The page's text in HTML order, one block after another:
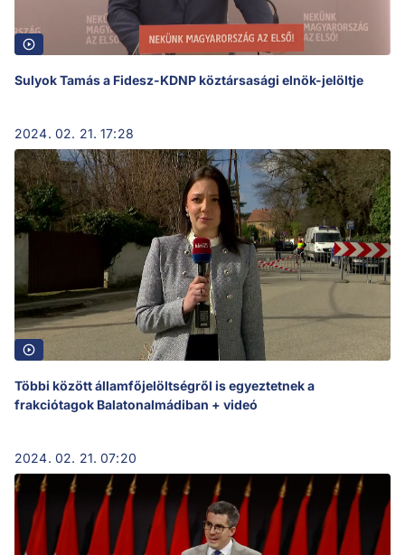
Sulyok Tamás a Fidesz-KDNP köztársasági elnök-jelöltje
2024. 02. 21. 17:28
Többi között államfőjelöltségről is egyeztetnek a
frakciótagok Balatonalmádiban + videó
2024. 02. 21. 07:20